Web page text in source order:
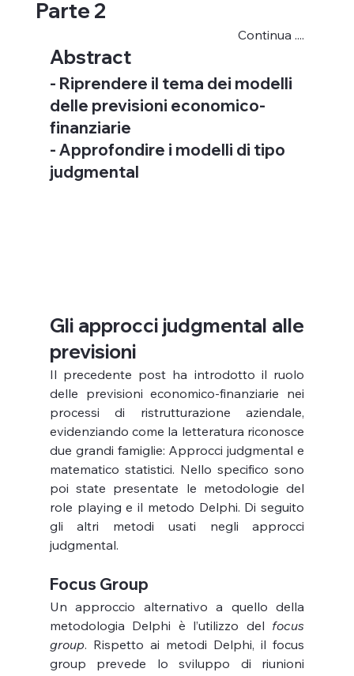
Parte 2
Continua ....
Abstract
- Riprendere il tema dei modelli
delle previsioni economico-
finanziarie
- Approfondire i modelli di tipo
judgmental
Gli approcci judgmental alle
previsioni
Il precedente post ha introdotto il ruolo
delle previsioni economico-finanziarie nei
processi di ristrutturazione aziendale,
evidenziando come la letteratura riconosce
due grandi famiglie: Approcci judgmental e
matematico statistici. Nello specifico sono
poi state presentate le metodologie del
role playing e il metodo Delphi. Di seguito
gli altri metodi usati negli approcci
judgmental.
Focus Group
Un approccio alternativo a quello della
metodologia Delphi è l’utilizzo del focus
group. Rispetto ai metodi Delphi, il focus
group prevede lo sviluppo di riunioni